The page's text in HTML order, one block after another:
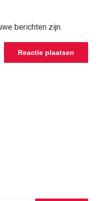
berichten zijn.